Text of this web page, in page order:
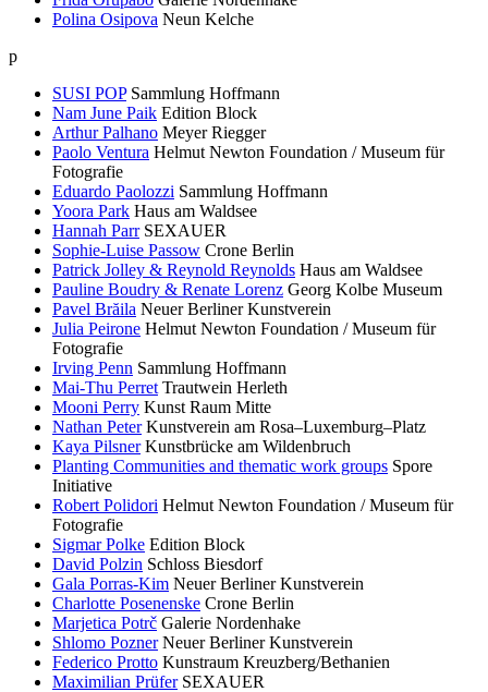
Polina Osipova Neun Kelche
p
SUSI POP Sammlung Hoffmann
Nam June Paik Edition Block
Arthur Palhano Meyer Riegger
Paolo Ventura Helmut Newton Foundation / Museum für
Fotografie
Eduardo Paolozzi Sammlung Hoffmann
Yoora Park Haus am Waldsee
Hannah Parr SEXAUER
Sophie-Luise Passow Crone Berlin
Patrick Jolley & Reynold Reynolds Haus am Waldsee
Pauline Boudry & Renate Lorenz Georg Kolbe Museum
Pavel Brăila Neuer Berliner Kunstverein
Julia Peirone Helmut Newton Foundation / Museum für
Fotografie
Irving Penn Sammlung Hoffmann
Mai-Thu Perret Trautwein Herleth
Mooni Perry Kunst Raum Mitte
Nathan Peter Kunstverein am Rosa–Luxemburg–Platz
Kaya Pilsner Kunstbrücke am Wildenbruch
Planting Communities and thematic work groups Spore
Initiative
Robert Polidori Helmut Newton Foundation / Museum für
Fotografie
Sigmar Polke Edition Block
David Polzin Schloss Biesdorf
Gala Porras-Kim Neuer Berliner Kunstverein
Charlotte Posenenske Crone Berlin
Marjetica Potrč Galerie Nordenhake
Shlomo Pozner Neuer Berliner Kunstverein
Federico Protto Kunstraum Kreuzberg/Bethanien
Maximilian Prüfer SEXAUER